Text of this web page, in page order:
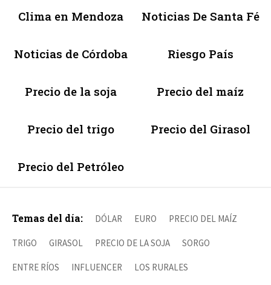
Clima en Mendoza Noticias De Santa Fé
Noticias de Córdoba Riesgo País
Precio de la soja Precio del maíz
Precio del trigo Precio del Girasol
Precio del Petróleo
Temas del día: DÓLAR EURO PRECIO DEL MAÍZ
TRIGO GIRASOL PRECIO DE LA SOJA SORGO
ENTRE RÍOS INFLUENCER LOS RURALES